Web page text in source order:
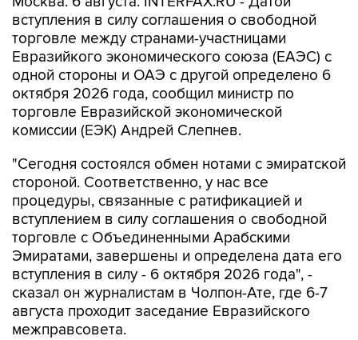
вступления в силу соглашения о свободной
торговле между странами-участницами
Евразийкого экономического союза (ЕАЭС) с
одной стороны и ОАЭ с другой определено 6
октября 2026 года, сообщил министр по
торговле Евразийской экономической
комиссии (ЕЭК) Андрей Слепнев.
"Сегодня состоялся обмен нотами с эмиратской
стороной. Соответственно, у нас все
процедуры, связанные с ратификацией и
вступлением в силу соглашения о свободной
торговле с Объединенными Арабскими
Эмиратами, завершены и определена дата его
вступления в силу - 6 октября 2026 года", -
сказал он журналистам в Чолпон-Ате, где 6-7
августа проходит заседание Евразийского
межправсовета.